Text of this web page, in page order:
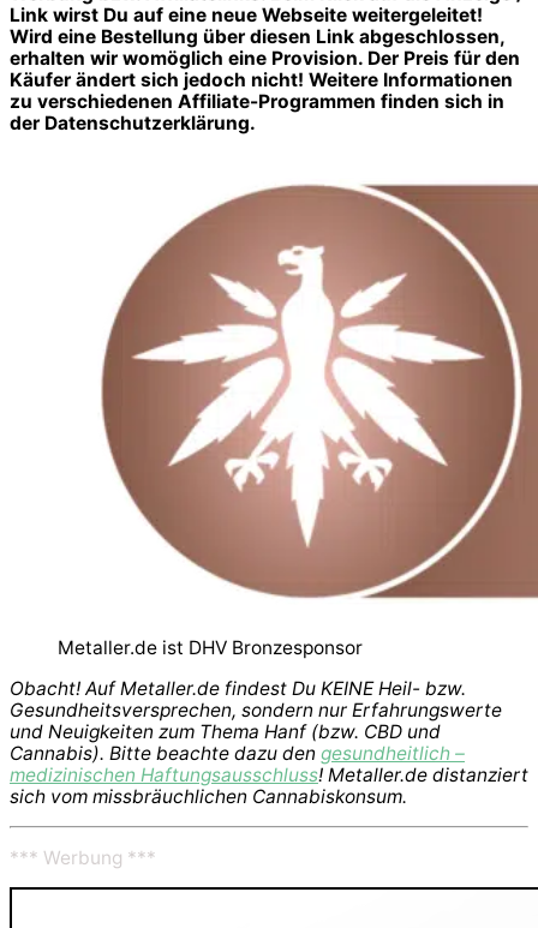
Link wirst Du auf eine neue Webseite weitergeleitet!
Wird eine Bestellung über diesen Link abgeschlossen,
erhalten wir womöglich eine Provision. Der Preis für den
Käufer ändert sich jedoch nicht! Weitere Informationen
zu verschiedenen Affiliate-Programmen finden sich in
der Datenschutzerklärung.
Metaller.de ist DHV Bronzesponsor
Obacht! Auf Metaller.de findest Du KEINE Heil- bzw.
Gesundheitsversprechen, sondern nur Erfahrungswerte
und Neuigkeiten zum Thema Hanf (bzw. CBD und
Cannabis). Bitte beachte dazu den gesundheitlich –
medizinischen Haftungsausschluss! Metaller.de distanziert
sich vom missbräuchlichen Cannabiskonsum.
*** Werbung ***